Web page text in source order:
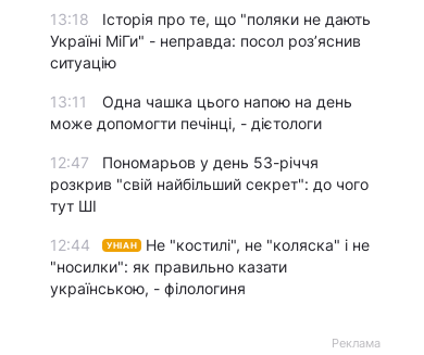
13:18
Історія про те, що "поляки не дають
Україні МіГи" - неправда: посол роз’яснив
ситуацію
13:11
Одна чашка цього напою на день
може допомогти печінці, - дієтологи
12:47
Пономарьов у день 53-річчя
розкрив "свій найбільший секрет": до чого
тут ШІ
12:44 УНІАН
Не "костилі", не "коляска" і не
"носилки": як правильно казати
українською, - філологиня
Реклама